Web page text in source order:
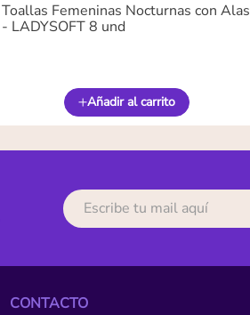
Toallas Femeninas Nocturnas con Alas
- LADYSOFT 8 und
Añadir al carrito
CONTACTO